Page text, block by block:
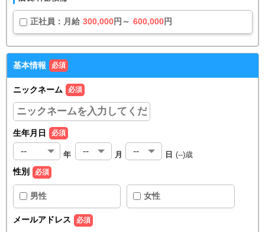
正社員 ： 月給 300,000円～ 600,000円
基本情報 必須
ニックネーム 必須
生年月日 必須
年 月 日 (--)歳
性別 必須
男性 女性
メールアドレス 必須